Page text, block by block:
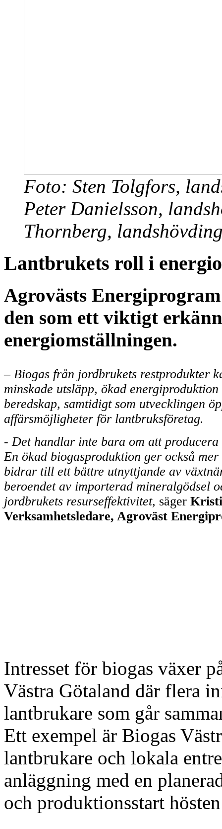
Foto: Sten Tolgfors,
Peter Danielsson,
Thornberg,
Lantbrukets roll i
Agrovästs
den som ett viktigt
energiomställningen.
– Biogas från jordbrukets restprodukter
minskade utsläpp, ökad
beredskap, samtidigt som utvecklingen
affärsmöjligheter för lantbruksföretag.
- Det handlar inte bara om att
En ökad biogasproduktion ger också
bidrar till ett bättre utnyttjande av
beroendet av importerad mineralgödsel
jordbrukets resurseffektivitet, säger
Verksamhetsledare, Agroväst
Intresset för biogas växer
Västra Götaland där flera
lantbrukare som går
Ett exempel är Biogas
lantbrukare och lokala
anläggning med en
och produktionsstart